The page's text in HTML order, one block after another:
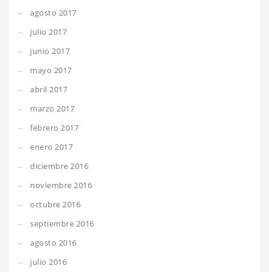
agosto 2017
julio 2017
junio 2017
mayo 2017
abril 2017
marzo 2017
febrero 2017
enero 2017
diciembre 2016
noviembre 2016
octubre 2016
septiembre 2016
agosto 2016
julio 2016